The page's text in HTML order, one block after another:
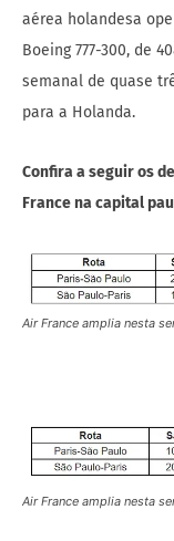
aérea holandesa
Boeing 777-300, de
semanal de quase
para a Holanda.
Confira a seguir os
France na capital
Air France amplia nesta
Air France amplia nesta